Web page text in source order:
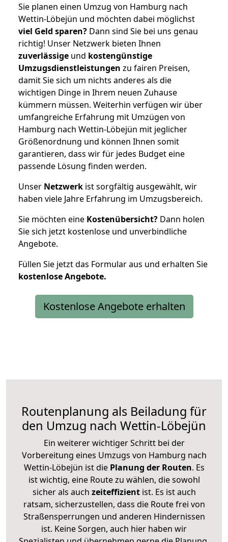
Sie planen einen Umzug von Hamburg nach
Wettin-Löbejün und möchten dabei möglichst
viel Geld sparen? Dann sind Sie bei uns genau
richtig! Unser Netzwerk bieten Ihnen
zuverlässige und kostengünstige
Umzugsdienstleistungen zu fairen Preisen,
damit Sie sich um nichts anderes als die
wichtigen Dinge in Ihrem neuen Zuhause
kümmern müssen. Weiterhin verfügen wir über
umfangreiche Erfahrung mit Umzügen von
Hamburg nach Wettin-Löbejün mit jeglicher
Größenordnung und können Ihnen somit
garantieren, dass wir für jedes Budget eine
passende Lösung finden werden.
Unser Netzwerk ist sorgfältig ausgewählt, wir
haben viele Jahre Erfahrung im Umzugsbereich.
Sie möchten eine Kostenübersicht? Dann holen
Sie sich jetzt kostenlose und unverbindliche
Angebote.
Füllen Sie jetzt das Formular aus und erhalten Sie
kostenloseAngebote.
Kostenlose Angebote erhalten
Routenplanung als Beiladung für
den Umzug nach Wettin-Löbejün
Ein weiterer wichtiger Schritt bei der
Vorbereitung eines Umzugs von Hamburg nach
Wettin-Löbejün ist diePlanung der Routen. Es
ist wichtig, eine Route zu wählen, die sowohl
sicher als auch zeiteffizientist. Es ist auch
ratsam, sicherzustellen, dass die Route frei von
Straßensperrungen und anderen Hindernissen
ist. Keine Sorgen, auch hier haben wir